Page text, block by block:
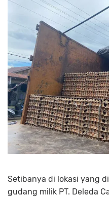
Setibanya di lokasi yang
gudang milik PT. Deleda